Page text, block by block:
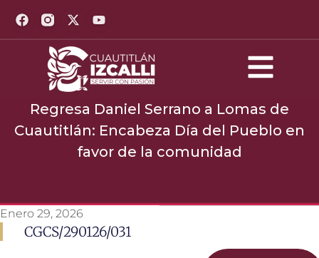
Regresa Daniel Serrano a Lomas de
Cuautitlán: Encabeza Día del Pueblo en
favor de la comunidad
Enero 29, 2026
CGCS/290126/031